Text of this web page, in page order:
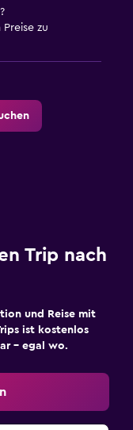
Preise zu
Trip nach
und Reise mit
ist kostenlos
– egal wo.